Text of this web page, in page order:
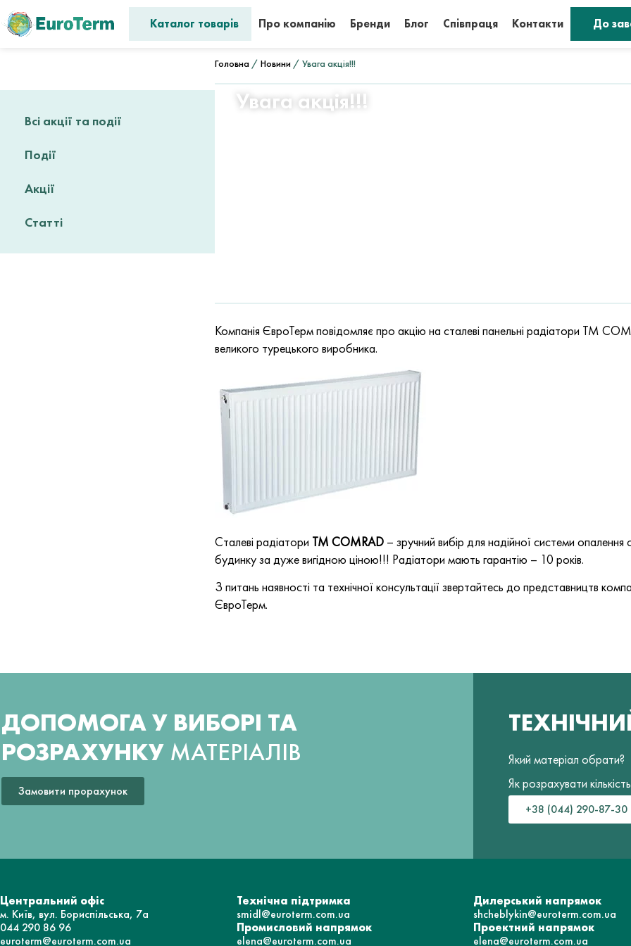
Каталог товарів Про компанію Бренди Блог Співпраця Контакти До
Всі акції та події
Події
Акції
Статті
Головна/ Новини/ Увага акція!!!
Увага акція!!!
Компанія ЄвроТерм повідомляє про акцію на сталеві панельні радіатори ТМ
великого турецького виробника.
Сталеві радіатори ТМ COMRAD – зручний вибір для надійної системи опалення
будинку за дуже вигідною ціною!!! Радіатори мають гарантію – 10 років.
З питань наявності та технічної консультації звертайтесь до представництв
ЄвроТерм.
ДОПОМОГА У ВИБОРІ ТА
РОЗРАХУНКУ МАТЕРІАЛІВ
Замовити прорахунок
Який матеріал обрати?
Як розрахувати
+38 (044) 290-87-30
Центральний офіс
м. Київ, вул. Бориспільська, 7а
044 290 86 96
euroterm@euroterm.com.ua
Технічна підтримка
smidl@euroterm.com.ua
Промисловий напрямок
elena@euroterm.com.ua
Дилерський напрямок
shcheblykin@euroterm.com.ua
Проектний напрямок
elena@euroterm.com.ua